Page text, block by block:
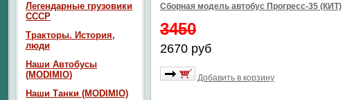
Сборная модель автобус Прогресс-35 (КИТ)
3450
2670 руб
Добавить в корзину
Легендарные грузовики
СССР
Тракторы. История,
люди
Наши Автобусы
(MODIMIO)
Наши Танки (MODIMIO)